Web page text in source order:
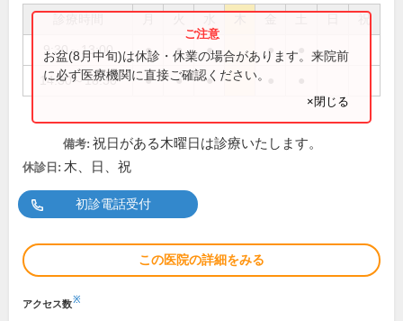
祝
9:30～13:00 ● ● ● ●
14:30～18:30 ● ● ●
お盆(8月中旬)は休診・休業の場合があります。来院前
に必ず医療機関に直接ご確認ください。
×閉じる
備考: 祝日がある木曜日は診療いたします。
休診日: 木、日、祝
初診電話受付
この医院の詳細をみる
アクセス数※